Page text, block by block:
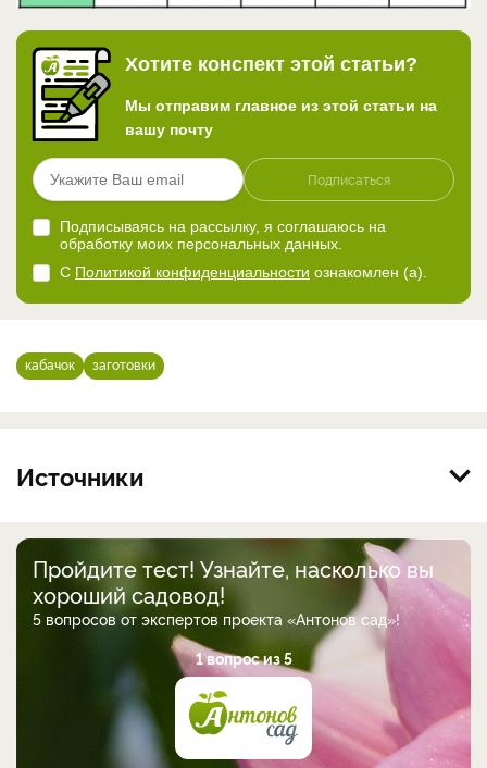
Хотите конспект этой статьи?
Мы отправим главное из этой статьи на
вашу почту
Подписаться
Подписываясь на рассылку, я соглашаюсь на
обработку моих персональных данных.
С Политикой конфиденциальности ознакомлен (а).
кабачок заготовки
Источники
Пройдите тест! Узнайте, насколько вы
хороший садовод!
5 вопросов от экспертов проекта «Антонов сад»!
1 вопрос из 5